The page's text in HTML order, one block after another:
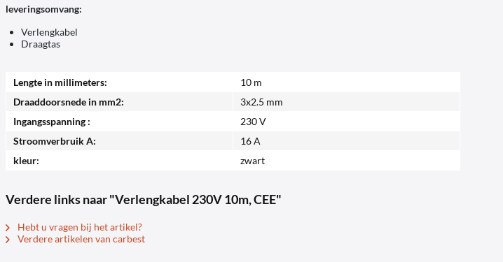
leveringsomvang:
Verlengkabel
Draagtas
Lengte in millimeters:
10 m
Draaddoorsnede in mm2:
3x2.5 mm
Ingangsspanning :
230 V
Stroomverbruik A:
16 A
kleur:
zwart
Verdere links naar "Verlengkabel 230V 10m, CEE"
Hebt u vragen bij het artikel?
Verdere artikelen van carbest